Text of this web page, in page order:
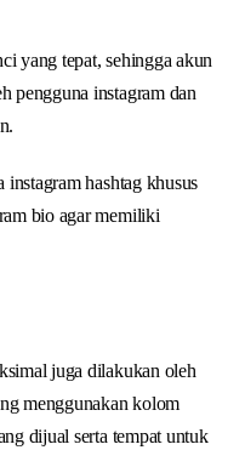
yang tepat, sehingga akun
pengguna instagram dan
instagram hashtag khusus
bio agar memiliki
juga dilakukan oleh
menggunakan kolom
dijual serta tempat untuk